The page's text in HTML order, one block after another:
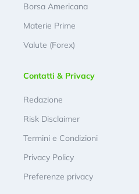
Borsa Americana
Materie Prime
Valute (Forex)
Contatti & Privacy
Redazione
Risk Disclaimer
Termini e Condizioni
Privacy Policy
Preferenze privacy